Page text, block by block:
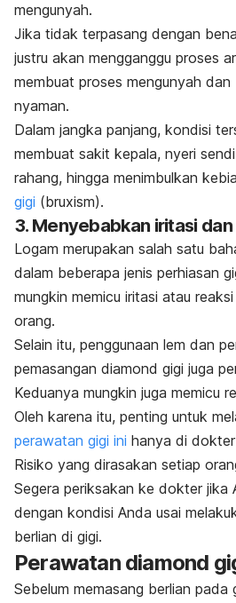
mengunyah.
Jika tidak terpasang dengan
justru akan mengganggu proses
membuat proses mengunyah
nyaman.
Dalam jangka panjang, kondisi
membuat sakit kepala, nyeri
rahang, hingga menimbulkan
gigi (bruxism).
3. Menyebabkan iritasi
Logam merupakan salah satu
dalam beberapa jenis perhiasan
mungkin memicu iritasi atau
orang.
Selain itu, penggunaan lem dan
pemasangan diamond gigi juga
Keduanya mungkin juga memicu
Oleh karena itu, penting untuk
perawatan gigi ini hanya di dokter
Risiko yang dirasakan setiap
Segera periksakan ke dokter jika
dengan kondisi Anda usai
berlian di gigi.
Perawatan diamond
Sebelum memasang berlian pada